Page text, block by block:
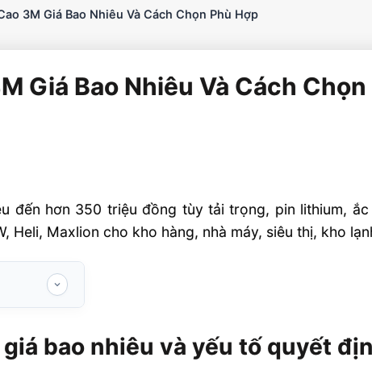
3M Giá Bao Nhiêu Và Cách Chọn Phù Hợp
Giá Bao Nhiêu Và Cách
đến hơn 350 triệu đồng tùy tải trọng, pin lithium, ắc
Heli, Maxlion cho kho hàng, nhà máy, siêu thị, kho
bao nhiêu và yếu tố quyết